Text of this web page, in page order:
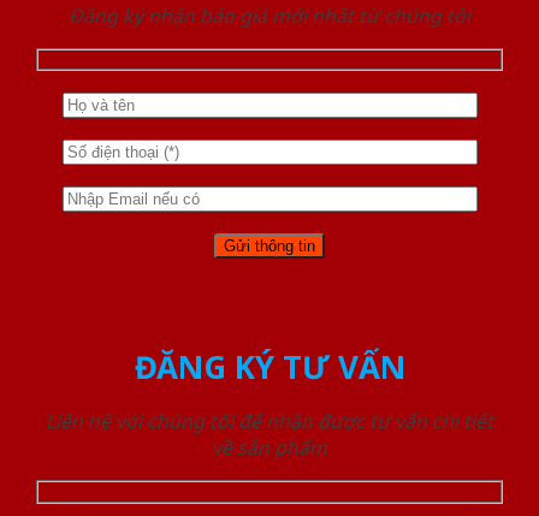
Đăng ký nhận báo giá mới nhất từ chúng tôi
ĐĂNG KÝ TƯ VẤN
Liên hệ với chúng tôi để nhận được tư vấn chi tiết
về sản phẩm